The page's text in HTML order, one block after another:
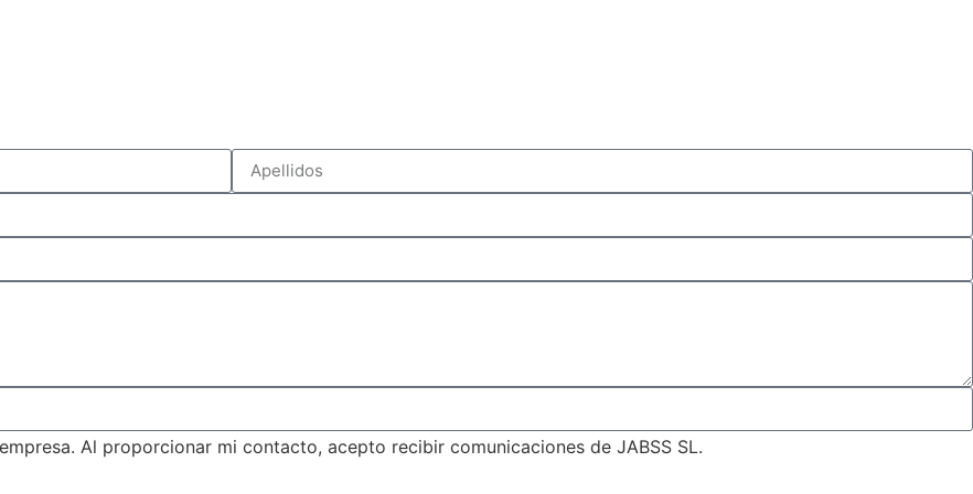
Al proporcionar mi contacto, acepto recibir comunicaciones de JABSS SL.